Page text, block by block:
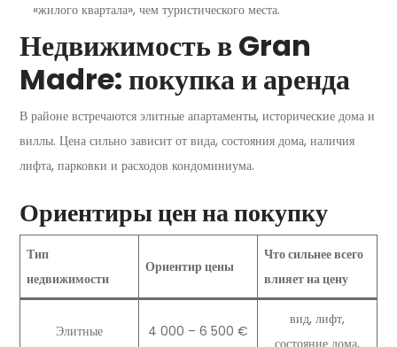
«жилого квартала», чем туристического места.
Недвижимость в Gran
Madre: покупка и аренда
В районе встречаются элитные апартаменты, исторические дома и
виллы. Цена сильно зависит от вида, состояния дома, наличия
лифта, парковки и расходов кондоминиума.
Ориентиры цен на покупку
Тип
недвижимости
Ориентир цены
Что сильнее всего
влияет на цену
Элитные 4 000 – 6 500 €
вид, лифт,
состояние дома,